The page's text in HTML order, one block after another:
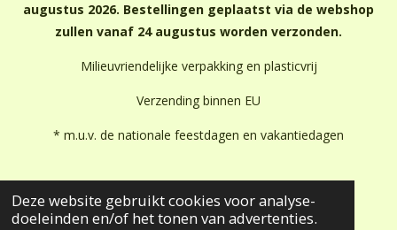
Deze website gebruikt cookies voor analyse-
doeleinden en/of het tonen van advertenties.
augustus 2026. Bestellingen geplaatst via de webshop
zullen vanaf 24 augustus worden verzonden.
Milieuvriendelijke verpakking en plasticvrij
Verzending binnen EU
* m.u.v. de nationale feestdagen en vakantiedagen